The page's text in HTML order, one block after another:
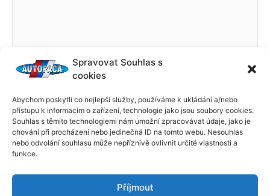
Spravovat Souhlas s
cookies
Abychom poskytli co nejlepší služby, používáme k ukládání a/nebo
přístupu k informacím o zařízení, technologie jako jsou soubory cookies.
Souhlas s těmito technologiemi nám umožní zpracovávat údaje, jako je
chování při procházení nebo jedinečná ID na tomto webu. Nesouhlas
nebo odvolání souhlasu může nepříznivě ovlivnit určité vlastnosti a
funkce.
Příjmout